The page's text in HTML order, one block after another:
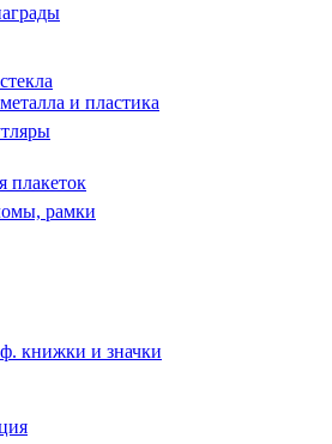
и пластика
плакеток
рамки
книжки и значки